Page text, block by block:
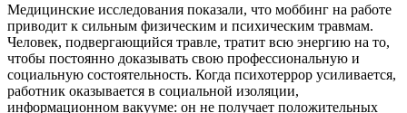
Медицинские исследования показали, что моббинг на работе
приводит к сильным физическим и психическим травмам.
Человек, подвергающийся травле, тратит всю энергию на то,
чтобы постоянно доказывать свою профессиональную и
социальную состоятельность. Когда психотеррор усиливается,
работник оказывается в социальной изоляции,
информационном вакууме: он не получает положительных